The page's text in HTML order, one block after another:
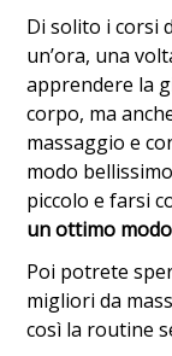
Di solito i corsi
un’ora, una
apprendere la
corpo, ma
massaggio e
modo
piccolo e farsi
un ottimo
Poi potrete
migliori da
così la routine